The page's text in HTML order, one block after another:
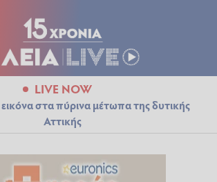
LIVE NOW
στα πύρινα μέτωπα της δυτικής
Αττικής